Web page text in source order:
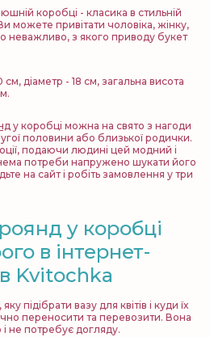
коробці - класика в стильній
можете привітати чоловіка, жінку,
неважливо, з якого приводу букет
діаметр - 18 см, загальна висота
у коробці можна на свято з нагоди
половини або близької родички.
подаючи людині цей модний і
потреби напружено шукати його
на сайт і робіть замовлення у три
у коробці
в інтернет-
Kvitochka
підібрати вазу для квітів і куди їх
переносити та перевозити. Вона
не потребує догляду.